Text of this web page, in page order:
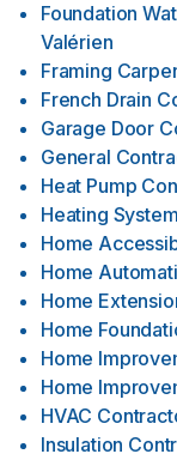
Foundation
Valérien
Framing
French Drain
Garage Door
General
Heat Pump
Heating
Home
Home
Home
Home
Home
Home
HVAC
Insulation